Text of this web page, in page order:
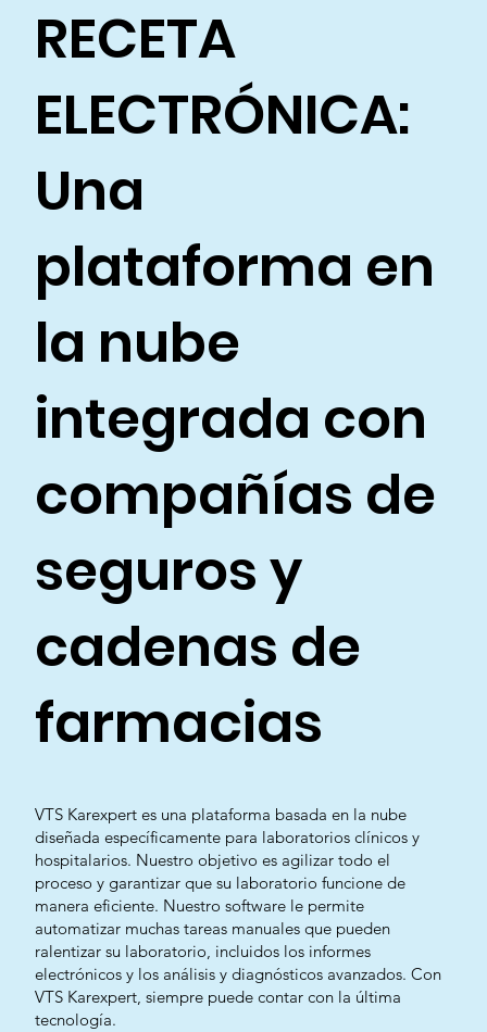
RECETA
ELECTRÓNICA:
Una
plataforma en
la nube
integrada con
compañías de
seguros y
cadenas de
farmacias
VTS Karexpert es una plataforma basada en la nube
diseñada específicamente para laboratorios clínicos y
hospitalarios. Nuestro objetivo es agilizar todo el
proceso y garantizar que su laboratorio funcione de
manera eficiente. Nuestro software le permite
automatizar muchas tareas manuales que pueden
ralentizar su laboratorio, incluidos los informes
electrónicos y los análisis y diagnósticos avanzados. Con
VTS Karexpert, siempre puede contar con la última
tecnología.